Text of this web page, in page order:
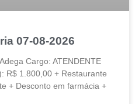
07-08-2026
Cargo: ATENDENTE
R$ 1.800,00 + Restaurante
+ Desconto em farmácia +